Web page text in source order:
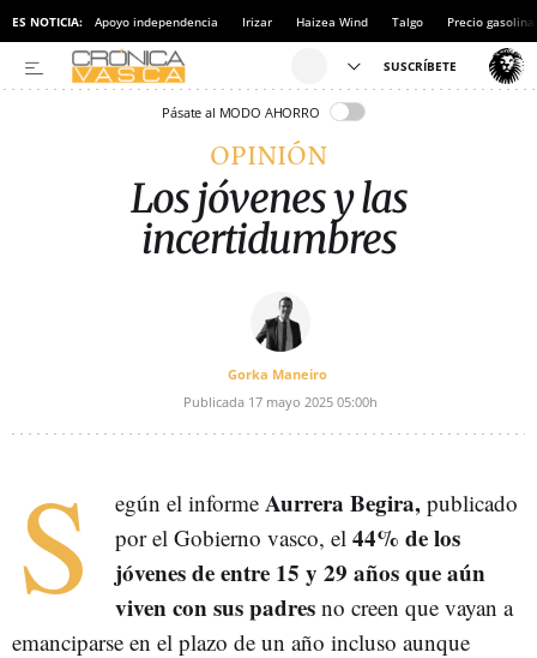
ES NOTICIA: Apoyo independencia Irizar Haizea Wind Talgo Precio gasolina
Pásate al MODO AHORRO
OPINIÓN
Los jóvenes y las
incertidumbres
Gorka Maneiro
Publicada 17 mayo 2025 05:00h
S egún el informe Aurrera Begira, publicado
por el Gobierno vasco, el 44% de los
jóvenes de entre 15 y 29 años que aún
viven con sus padres no creen que vayan a
emanciparse en el plazo de un año incluso aunque